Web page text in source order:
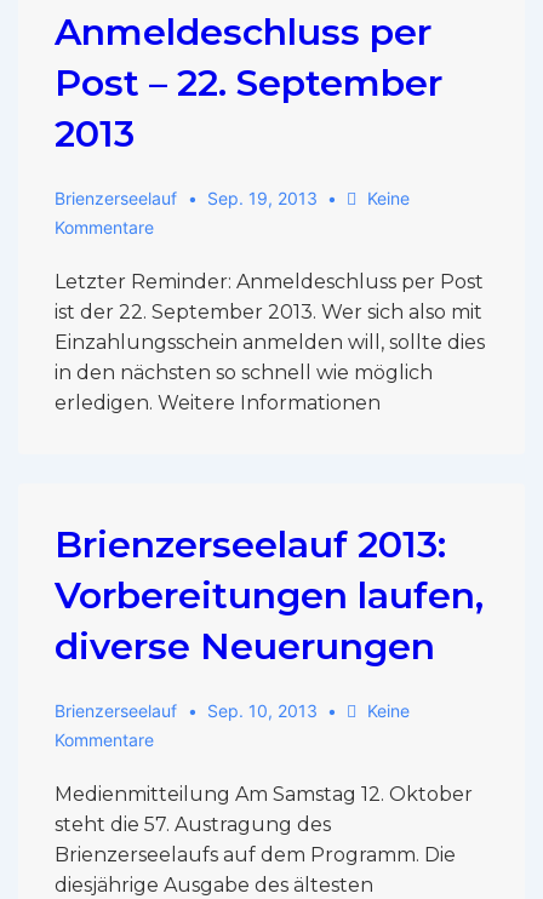
Anmeldeschluss per
Post – 22. September
2013
Brienzerseelauf Sep. 19, 2013
Keine
Kommentare
Letzter Reminder: Anmeldeschluss per Post
ist der 22. September 2013. Wer sich also mit
Einzahlungsschein anmelden will, sollte dies
in den nächsten so schnell wie möglich
erledigen. Weitere Informationen
Brienzerseelauf 2013:
Vorbereitungen laufen,
diverse Neuerungen
Brienzerseelauf Sep. 10, 2013
Keine
Kommentare
Medienmitteilung Am Samstag 12. Oktober
steht die 57. Austragung des
Brienzerseelaufs auf dem Programm. Die
diesjährige Ausgabe des ältesten